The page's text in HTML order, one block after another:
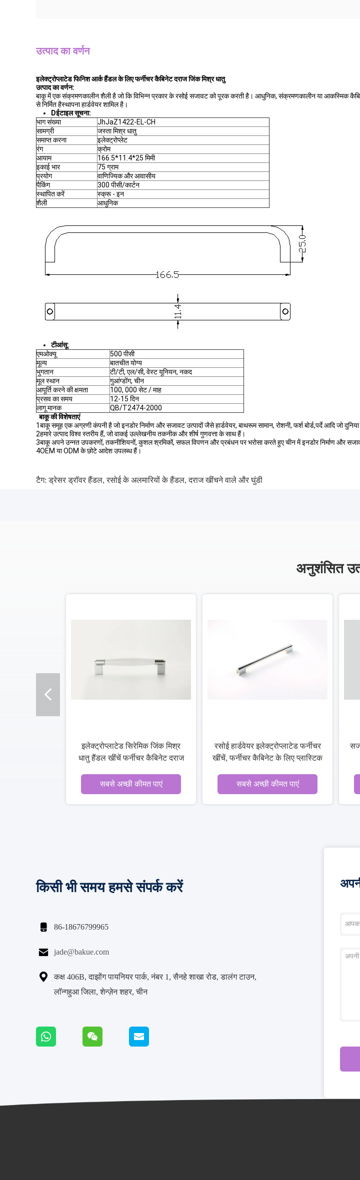
उत्पाद का वर्णन
इलेक्ट्रोप्लाटेड फिनिश आर्क हैंडल के लिए फर्नीचर कैबिनेट दराज जिंक मिश्र धातु
उत्पाद का वर्णन:
बाकू में एक संक्रमणकालीन शैली है जो कि विभिन्न प्रकार के रसोई सजावट को पूरक करती है। आधुनिक, संक्रमणकालीन या आकस्मिक
से निर्मित हैस्थापना हार्डवेयर शामिल है।
Dईटाइल सूचना:
भाग संख्या
JhJaZ1422-EL-CH
सामग्री
जस्ता मिश्र धातु
समाप्त करना
इलेक्ट्रोप्लेट
रंग
क्रोम
आयाम
166.5*11.4*25 मिमी
इकाई भार
75 ग्राम
प्रयोग
वाणिज्यिक और आवासीय
पैकिंग
300 पीसी/कार्टन
स्थापित करें
स्क्रू - इन
शैली
आधुनिक
टीआंसू:
एमओक्यू
500 पीसी
मूल्य
बातचीत योग्य
भुगतान
टी/टी, एल/सी, वेस्ट यूनियन, नकद
मूल स्थान
गुआंग्डोंग, चीन
आपूर्ति करने की क्षमता
100, 000 सेट / माह
प्रसव का समय
12-15 दिन
लागू मानक
QB/T2474-2000
बाकू की विशेषताएं
1बाकू समूह एक अग्रणी कंपनी है जो इनडोर निर्माण और सजावट उत्पादों जैसे हार्डवेयर, बाथरूम सामान, रोशनी, फर्श बोर्ड,पर्दे आदि जो
2हमारे उत्पाद विश्व स्तरीय हैं, जो वाकई उल्लेखनीय तकनीक और शीर्ष गुणवत्ता के साथ हैं।
3बाकू अपने उन्नत उपकरणों, तकनीशियनों, कुशल श्रमिकों, सफल विपणन और प्रबंधन पर भरोसा करते हुए चीन में इनडोर निर्माण और
4OEM या ODM के छोटे आदेश उपलब्ध हैं।
टैग:ड्रेसर ड्रॉवर हैंडल, रसोई के अलमारियों के हैंडल, दराज खींचने वाले और घुंडी
अनुशंसित
इलेक्ट्रोप्लाटेड सिरेमिक जिंक मिश्र
धातु हैंडल खींचें फर्नीचर कैबिनेट दराज
सबसे अच्छी कीमत पाएं
रसोई हार्डवेयर इलेक्ट्रोप्लाटेड फर्नीचर
खींचें, फर्नीचर कैबिनेट के लिए प्लास्टिक
सबसे अच्छी कीमत पाएं
किसी भी समय हमसे संपर्क करें
 86-18676799965
 jade@bakue.com

कक्ष 406B, दाझोंग पायनियर पार्क, नंबर 1, सैनहे शाखा रोड, डालंग टाउन,
लॉन्गहुआ जिला, शेन्ज़ेन शहर, चीन